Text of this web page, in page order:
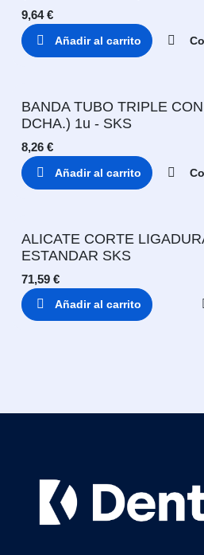
9,64€
Añadir al carrito
BANDA TUBO TRIPLE
DCHA.) 1u - SKS
8,26 €
Añadir al carrito
ALICATE CORTE
ESTANDAR SKS
71,59 €
Añadir al carrito